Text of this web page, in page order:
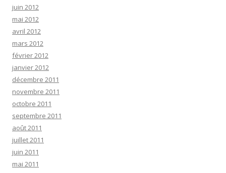
juin 2012
mai 2012
avril 2012
mars 2012
février 2012
janvier 2012
décembre 2011
novembre 2011
octobre 2011
septembre 2011
août 2011
juillet 2011
juin 2011
mai 2011